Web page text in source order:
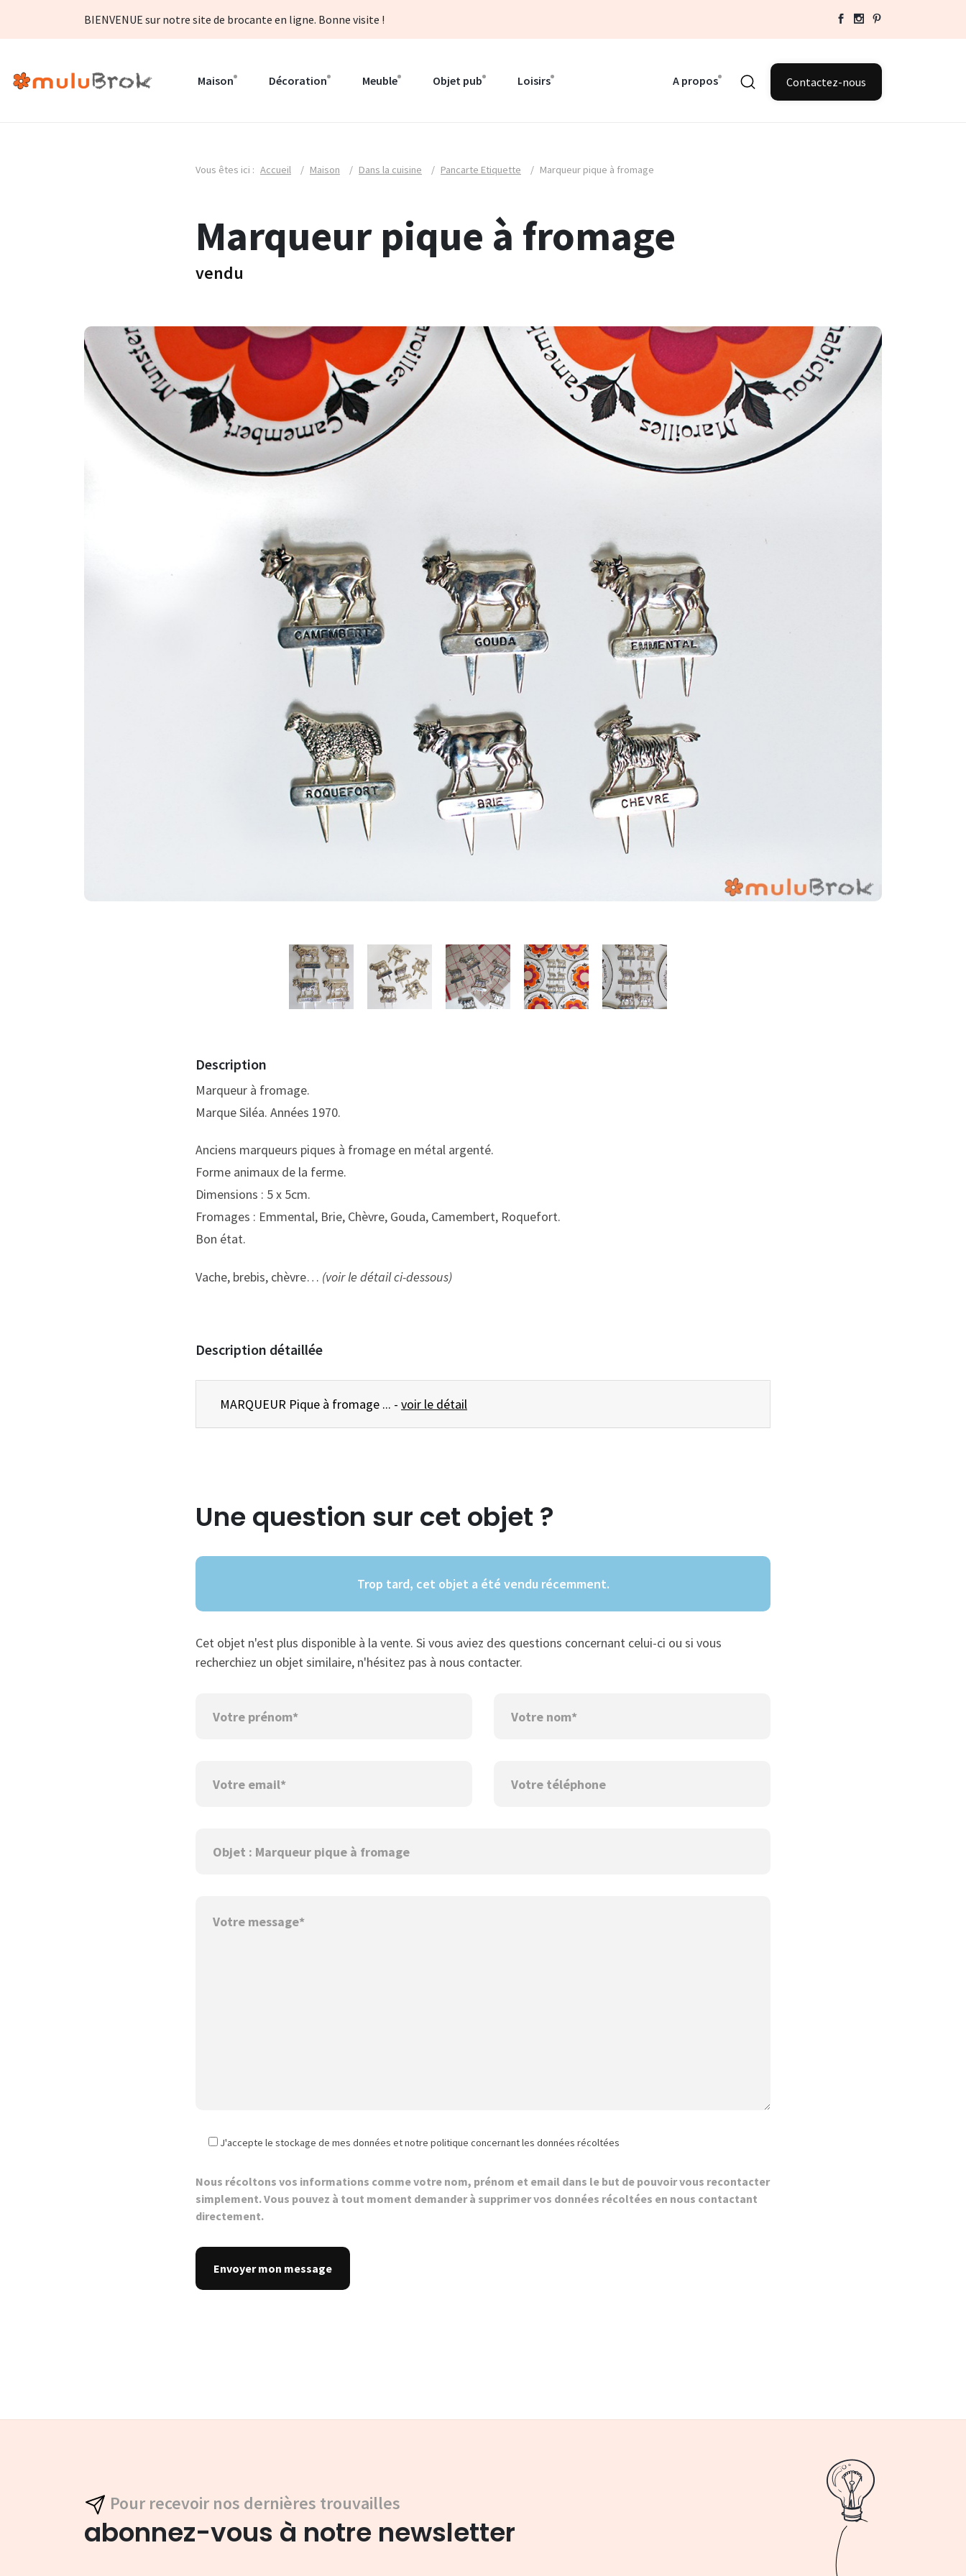
BIENVENUE sur notre site de brocante en ligne. Bonne visite !
Maison Décoration Meuble Objet pub Loisirs A propos Contactez-nous
Vous êtes ici : Accueil / Maison / Dans la cuisine / Pancarte Etiquette / Marqueur pique à fromage
Marqueur pique à fromage
vendu
Description
Marqueur à fromage.
Marque Siléa. Années 1970.
Anciens marqueurs piques à fromage en métal argenté.
Forme animaux de la ferme.
Dimensions : 5 x 5cm.
Fromages : Emmental, Brie, Chèvre, Gouda, Camembert, Roquefort.
Bon état.
Vache, brebis, chèvre… (voir le détail ci-dessous)
Description détaillée
MARQUEUR Pique à fromage ... - voir le détail
Une question sur cet objet ?
Trop tard, cet objet a été vendu récemment.
Cet objet n'est plus disponible à la vente. Si vous aviez des questions concernant celui-ci ou si vous
recherchiez un objet similaire, n'hésitez pas à nous contacter.
J'accepte le stockage de mes données et notre politique concernant les données récoltées
Nous récoltons vos informations comme votre nom, prénom et email dans le but de pouvoir vous recontacter
simplement. Vous pouvez à tout moment demander à supprimer vos données récoltées en nous contactant
directement.
Pour recevoir nos dernières trouvailles
abonnez-vous à notre newsletter